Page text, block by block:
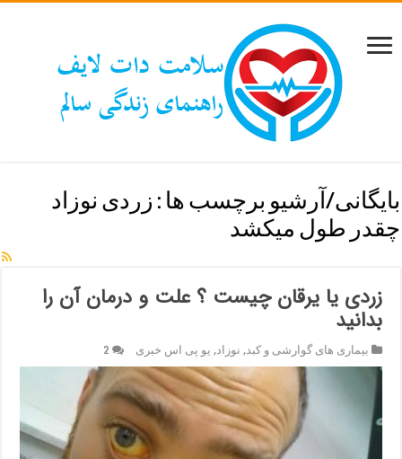
بایگانی/آرشیو برچسب ها : زردی نوزاد
چقدر طول میکشد
زردی یا یرقان چیست ؟ علت و درمان آن را
بدانید
بیماری های گوارشی و کبد, نوزاد, یو پی اس خبری 2